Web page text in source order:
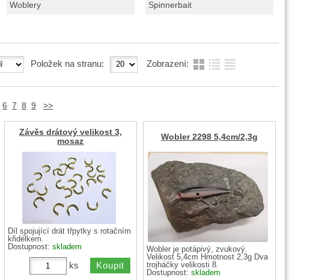
Woblery Spinnerbait
Položek na stranu: Zobrazení:
6 7 8 9 >>
Závěs drátový velikost 3,
mosaz
Díl spojující drát třpytky s rotačním
křidélkem.
Dostupnost: skladem
ks
Wobler 2298 5,4cm/2,3g
Wobler je potápivý, zvukový.
Velikost 5,4cm Hmotnost 2,3g Dva
trojháčky velikosti 8.
Dostupnost: skladem